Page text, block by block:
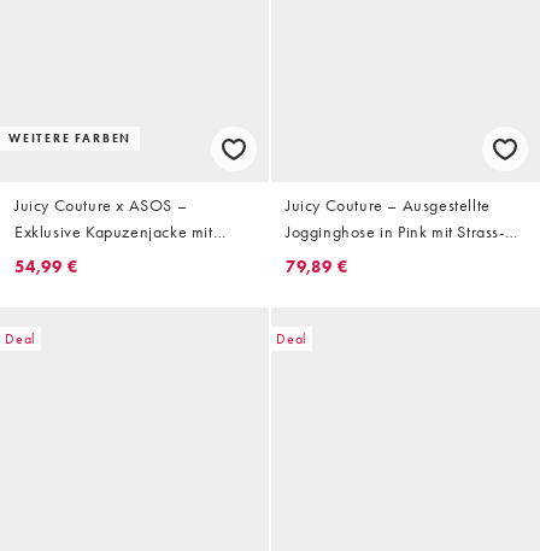
WEITERE FARBEN
Juicy Couture x ASOS –
Exklusive Kapuzenjacke mit
farblich abgestimmtem
54,99 €
Juicy Couture – Ausgestellte
Jogginghose in Pink mit Strass-
Logo und niedrigem Bund,
79,89 €
Deal Deal